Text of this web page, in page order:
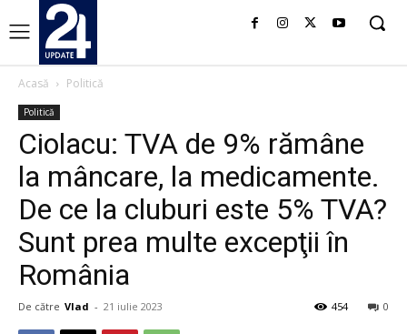
Acasă Politică
Politică
Ciolacu: TVA de 9% rămâne
la mâncare, la medicamente.
De ce la cluburi este 5% TVA?
Sunt prea multe excepţii în
România
De către Vlad - 21 iulie 2023 0
454